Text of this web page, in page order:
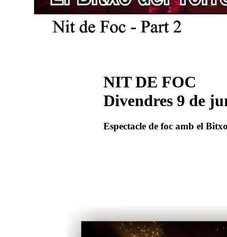
NIT DE FOC
Divendres 9 de
Espectacle de foc amb el